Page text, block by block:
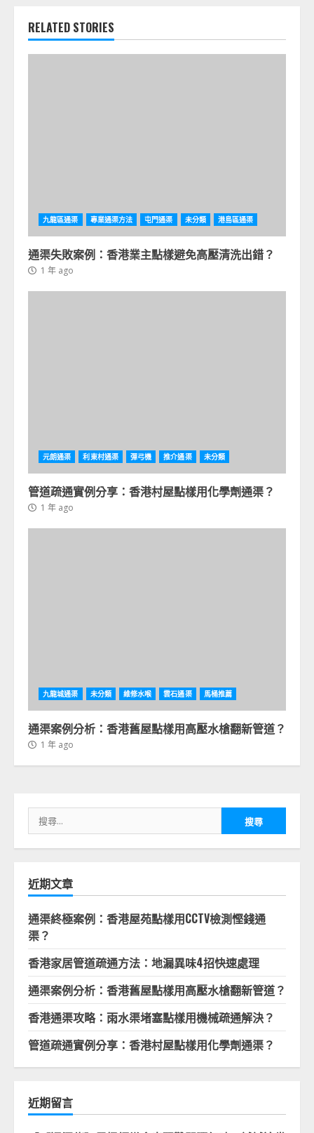
RELATED STORIES
九龍區通渠 專業通渠方法 屯門通渠 未分類 港島區通渠
通渠失敗案例：香港業主點樣避免高壓清洗出錯？
1 年 ago
元朗通渠 利東村通渠 彈弓機 推介通渠 未分類
管道疏通實例分享：香港村屋點樣用化學劑通渠？
1 年 ago
九龍城通渠 未分類 維修水喉 雲石通渠 馬桶推薦
通渠案例分析：香港舊屋點樣用高壓水槍翻新管道？
1 年 ago
尋
關
字:
近期文章
通渠終極案例：香港屋苑點樣用CCTV檢測慳錢通
渠？
香港家居管道疏通方法：地漏異味4招快速處理
通渠案例分析：香港舊屋點樣用高壓水槍翻新管道？
香港通渠攻略：雨水渠堵塞點樣用機械疏通解決？
管道疏通實例分享：香港村屋點樣用化學劑通渠？
近期留言